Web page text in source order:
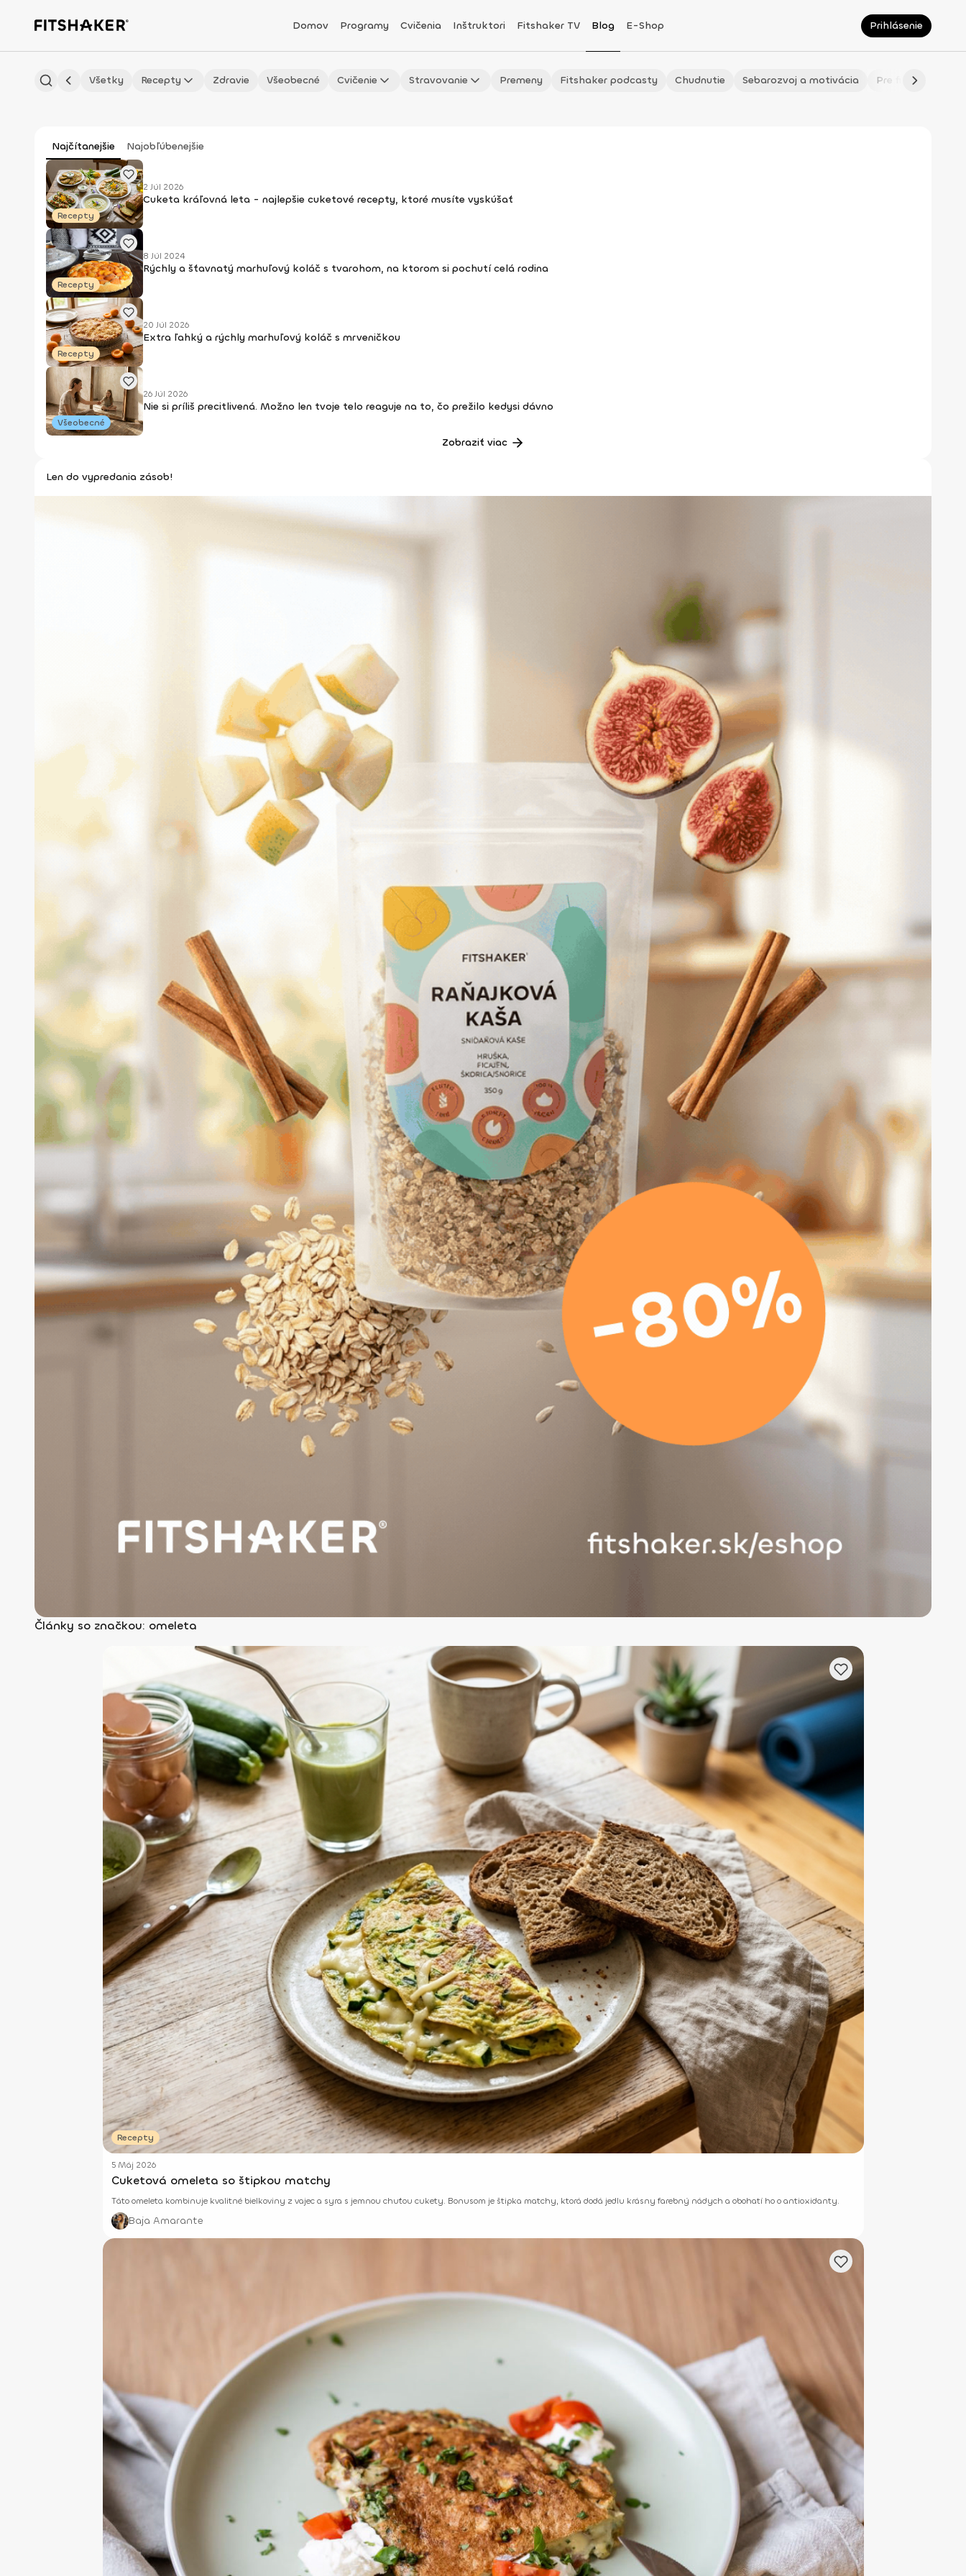
Domov Programy Cvičenia Inštruktori Fitshaker TV Blog E-Shop Prihlásenie
Všetky Recepty Zdravie Všeobecné Cvičenie Stravovanie Premeny Fitshaker podcasty Chudnutie Sebarozvoj a motivácia Pre fitmaminky
Najčítanejšie Najobľúbenejšie
Recepty
2 Júl 2026
Cuketa kráľovná leta - najlepšie cuketové recepty, ktoré musíte vyskúšať
Recepty
8 Júl 2024
Rýchly a šťavnatý marhuľový koláč s tvarohom, na ktorom si pochutí celá rodina
Recepty
20 Júl 2026
Extra ľahký a rýchly marhuľový koláč s mrveničkou
Všeobecné
26 Júl 2026
Nie si príliš precitlivená. Možno len tvoje telo reaguje na to, čo prežilo kedysi dávno
Zobraziť viac
Len do vypredania zásob!
Články so značkou: omeleta
Recepty
5 Máj 2026
Cuketová omeleta so štipkou matchy
Táto omeleta kombinuje kvalitné bielkoviny z vajec a syra s jemnou chuťou cukety. Bonusom je štipka matchy, ktorá dodá jedlu krásny farebný nádych a obohatí ho o antioxidanty.
Baja Amarante